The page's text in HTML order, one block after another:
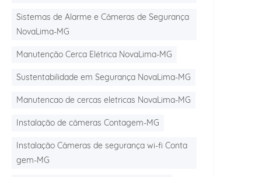
Sistemas de Alarme e Câmeras de Segurança
NovaLima-MG
Manutenção Cerca Elétrica NovaLima-MG
Sustentabilidade em Segurança NovaLima-MG
Manutencao de cercas eletricas NovaLima-MG
Instalação de câmeras Contagem-MG
Instalação Câmeras de segurança wi-fi Conta
gem-MG